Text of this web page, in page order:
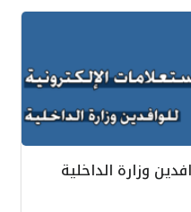
وزارة الداخلية